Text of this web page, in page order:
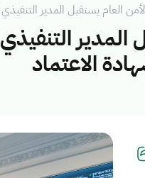
العام يستقبل المدير
الاعتماد